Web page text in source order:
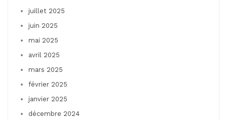
juillet 2025
juin 2025
mai 2025
avril 2025
mars 2025
février 2025
janvier 2025
décembre 2024